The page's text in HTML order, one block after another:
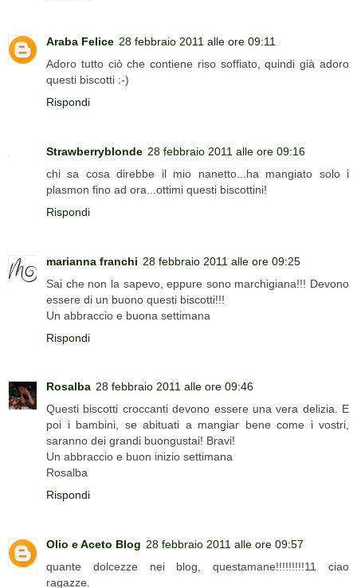
Araba Felice 28 febbraio 2011 alle ore 09:11
Adoro tutto ciò che contiene riso soffiato, quindi già adoro
questi biscotti :-)
Rispondi
Strawberryblonde 28 febbraio 2011 alle ore 09:16
chi sa cosa direbbe il mio nanetto...ha mangiato solo i
plasmon fino ad ora...ottimi questi biscottini!
Rispondi
marianna franchi 28 febbraio 2011 alle ore 09:25
Sai che non la sapevo, eppure sono marchigiana!!! Devono
essere di un buono questi biscotti!!!
Un abbraccio e buona settimana
Rispondi
Rosalba 28 febbraio 2011 alle ore 09:46
Questi biscotti croccanti devono essere una vera delizia. E
poi i bambini, se abituati a mangiar bene come i vostri,
saranno dei grandi buongustai! Bravi!
Un abbraccio e buon inizio settimana
Rosalba
Rispondi
Olio e Aceto Blog 28 febbraio 2011 alle ore 09:57
quante dolcezze nei blog, questamane!!!!!!!!!11 ciao
ragazze.